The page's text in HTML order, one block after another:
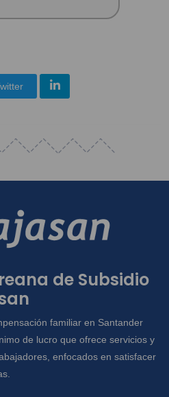
de Subsidio
familiar en Santander
de lucro que ofrece servicios y
enfocados en satisfacer